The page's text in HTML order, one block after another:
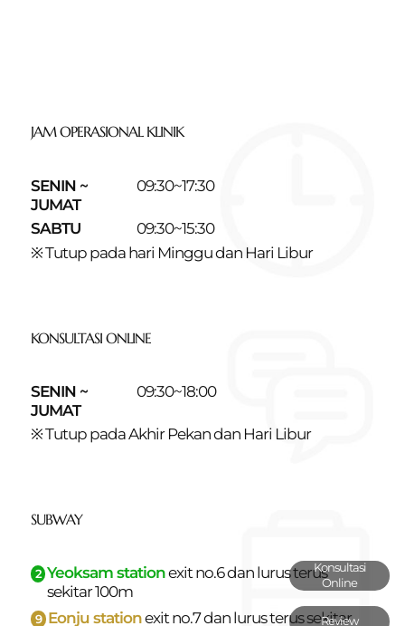
JAM OPERASIONAL KLINIK
SENIN ~
JUMAT
09:30~17:30
SABTU
09:30~15:30
※ Tutup pada hari Minggu dan Hari Libur
KONSULTASI ONLINE
SENIN ~
JUMAT
09:30~18:00
※ Tutup pada Akhir Pekan dan Hari Libur
SUBWAY
2 Yeoksam stationexit no.6 dan lurus terus
sekitar 100m
9 Eonju stationexit no.7 dan lurus terus sekitar
Konsultasi
Online
Review